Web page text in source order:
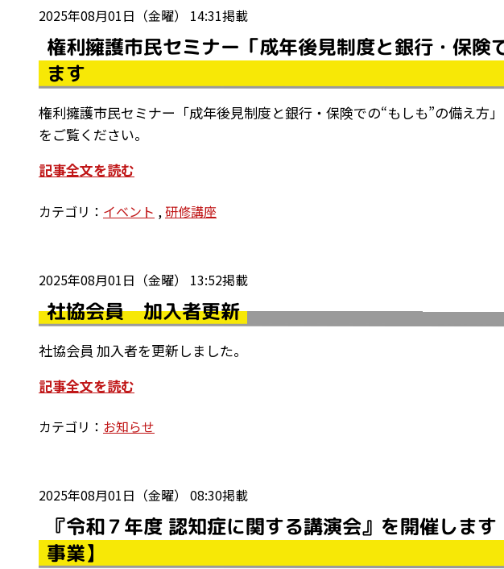
2025年08月01日（金曜） 14:31掲載
権利擁護市民セミナー「成年後見制度と銀行・保険
ます
権利擁護市民セミナー「成年後見制度と銀行・保険での“もしも”の備え方
をご覧ください。
記事全文を読む
カテゴリ： イベント , 研修講座
2025年08月01日（金曜） 13:52掲載
社協会員 加入者更新
社協会員 加入者を更新しました。
記事全文を読む
カテゴリ： お知らせ
2025年08月01日（金曜） 08:30掲載
『令和７年度 認知症に関する講演会』を開催しま
事業】